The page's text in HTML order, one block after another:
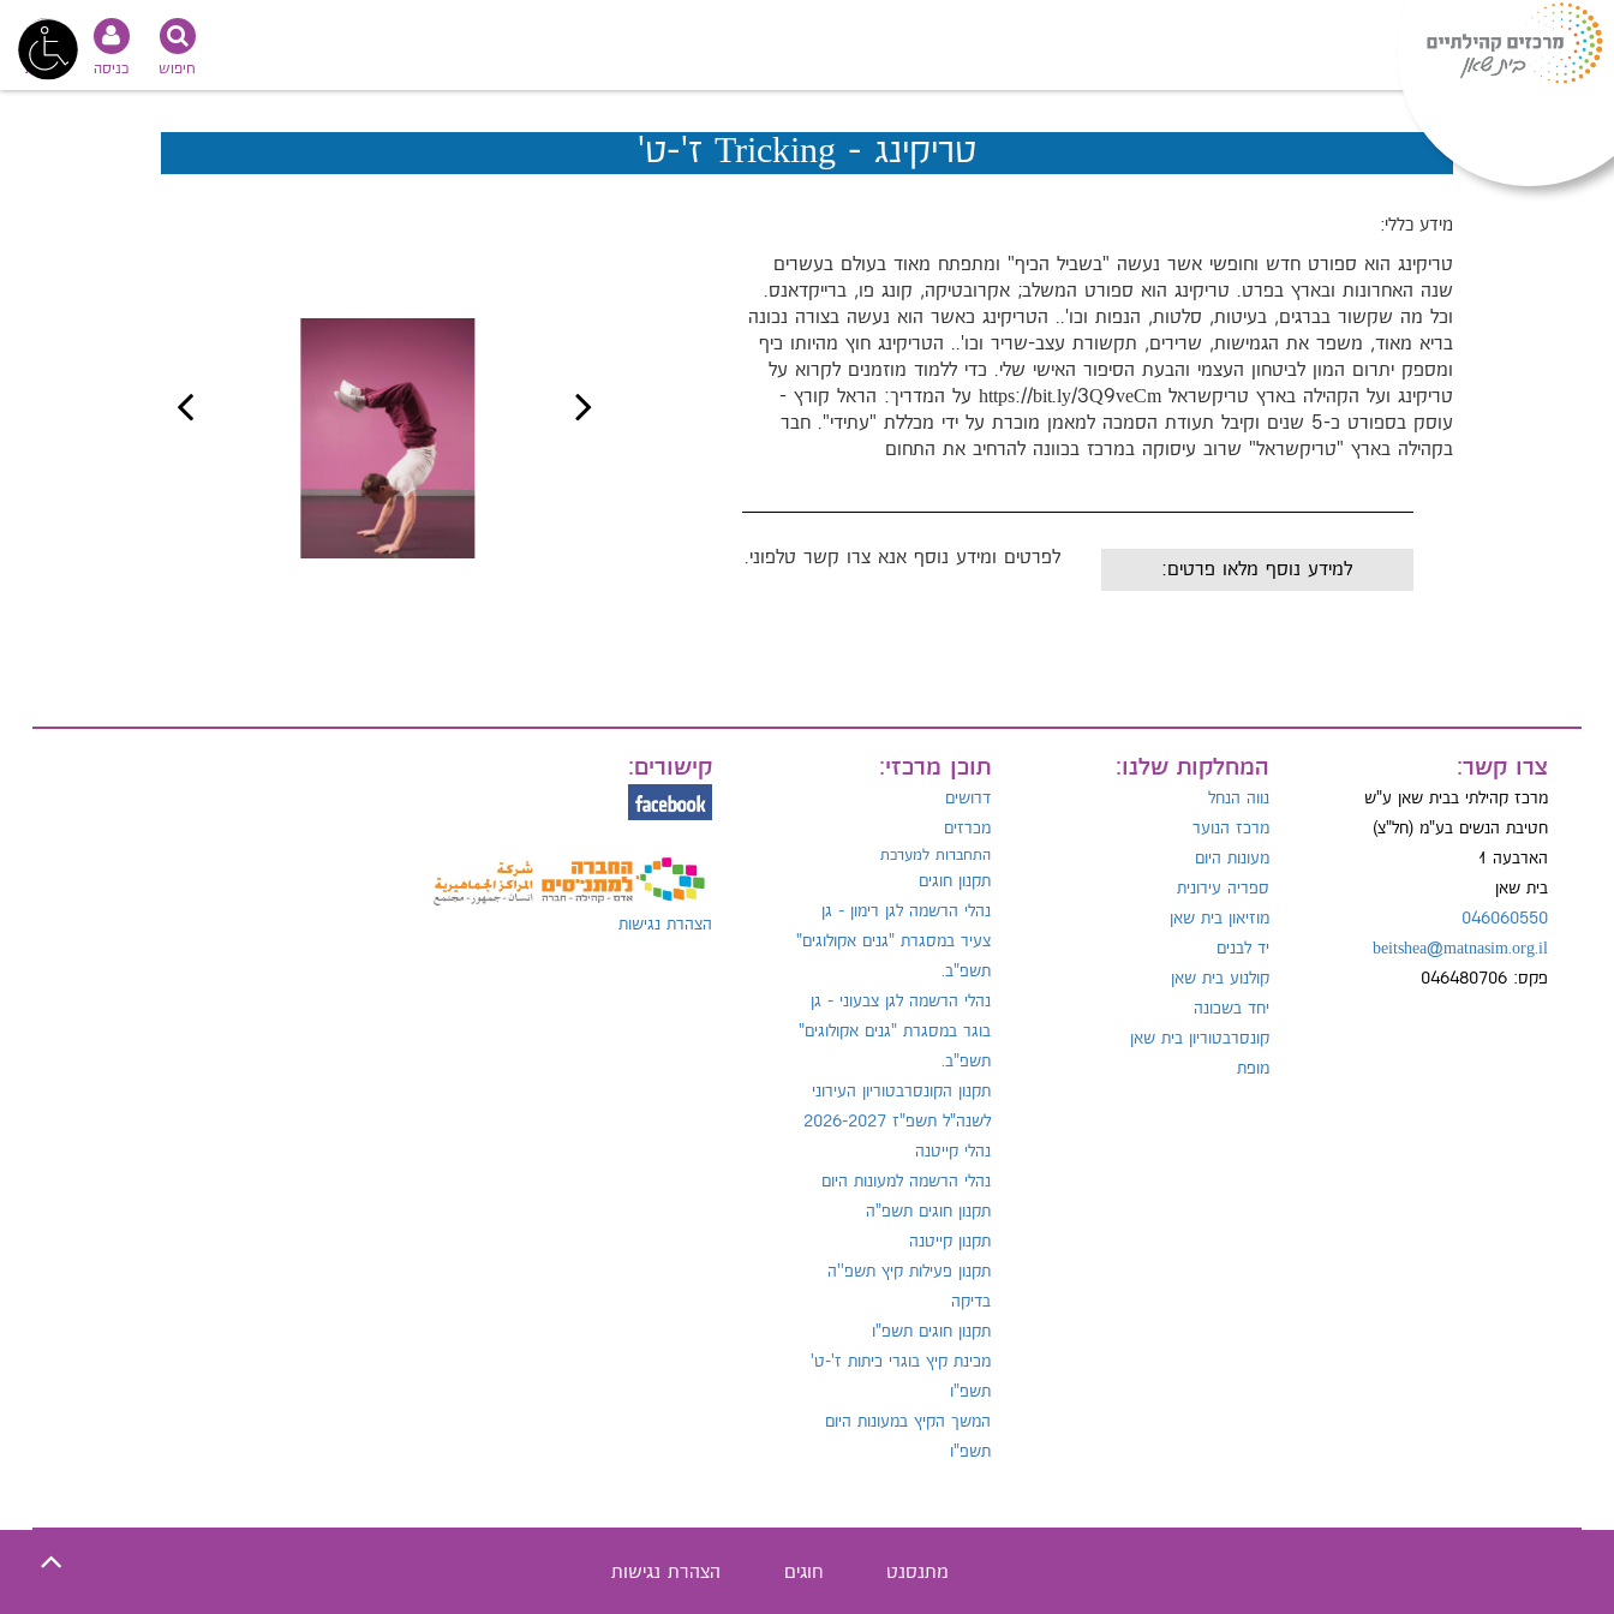
נגישות כניסה חיפוש
טריקינג - Tricking ז'-ט'
מידע כללי:
טריקינג הוא ספורט חדש וחופשי אשר נעשה "בשביל הכיף" ומתפתח מאוד בעולם בעשרים
שנה האחרונות ובארץ בפרט. טריקינג הוא ספורט המשלב; אקרובטיקה, קונג פו, ברייקדאנס.
וכל מה שקשור בברגים, בעיטות, סלטות, הנפות וכו'.. הטריקינג כאשר הוא נעשה בצורה נכונה
בריא מאוד, משפר את הגמישות, שרירים, תקשורת עצב-שריר וכו'.. הטריקינג חוץ מהיותו כיף
ומספק יתרום המון לביטחון העצמי והבעת הסיפור האישי שלי. כדי ללמוד מוזמנים לקרוא על
טריקינג ועל הקהילה בארץ טריקשראל https://bit.ly/3Q9veCm על המדריך: הראל קורץ -
עוסק בספורט כ-5 שנים וקיבל תעודת הסמכה למאמן מוכרת על ידי מכללת "עתידי". חבר
בקהילה בארץ "טריקשראל" שרוב עיסוקה במרכז בכוונה להרחיב את התחום
לפרטים ומידע נוסף אנא צרו קשר טלפוני.
למידע נוסף מלאו פרטים:
טל:
צרו קשר:
מרכז קהילתי בבית שאן ע"ש
חטיבת הנשים בע"מ (חל"צ)
הארבעה 1
בית שאן
046060550
beitshea@matnasim.org.il
פקס: 046480706
המחלקות שלנו:
נווה הנחל
מרכז הנוער
מעונות היום
ספריה עירונית
מוזיאון בית שאן
יד לבנים
קולנוע בית שאן
יחד בשכונה
קונסרבטוריון בית שאן
מופת
תוכן מרכזי:
דרושים
מכרזים
התחברות למערכת
תקנון חוגים
נהלי הרשמה לגן רימון - גן
צעיר במסגרת "גנים אקולוגים"
תשפ"ב.
נהלי הרשמה לגן צבעוני - גן
בוגר במסגרת "גנים אקולוגים"
תשפ"ב.
תקנון הקונסרבטוריון העירוני
לשנה"ל תשפ"ז 2026-2027
נהלי קייטנה
נהלי הרשמה למעונות היום
תקנון חוגים תשפ"ה
תקנון קייטנה
תקנון פעילות קיץ תשפ''ה
בדיקה
תקנון חוגים תשפ"ו
מכינת קיץ בוגרי כיתות ז'-ט'
תשפ"ו
המשך הקיץ במעונות היום
תשפ"ו
קישורים:
הצהרת נגישות
מתנסנט חוגים הצהרת נגישות